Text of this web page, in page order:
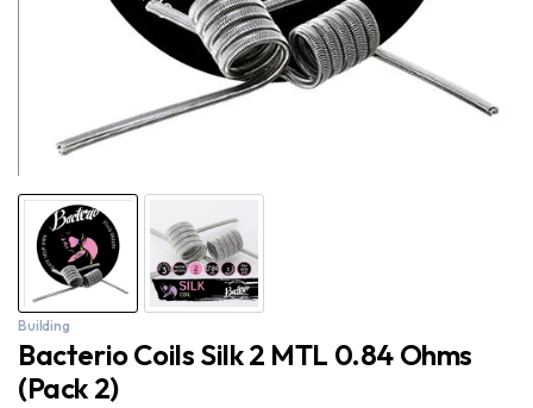
Building
Bacterio Coils Silk 2 MTL 0.84 Ohms
(Pack 2)